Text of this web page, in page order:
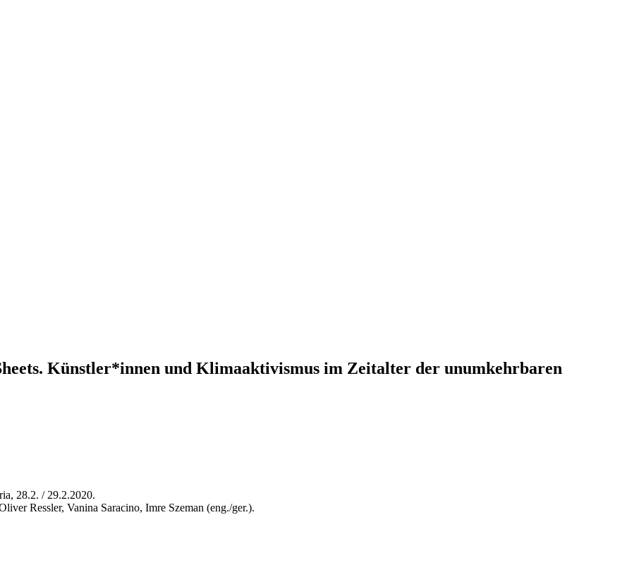
Künstler*innen und Klimaaktivismus im Zeitalter der unumkehrbaren
28.2. / 29.2.2020.
Ressler, Vanina Saracino, Imre Szeman (eng./ger.).